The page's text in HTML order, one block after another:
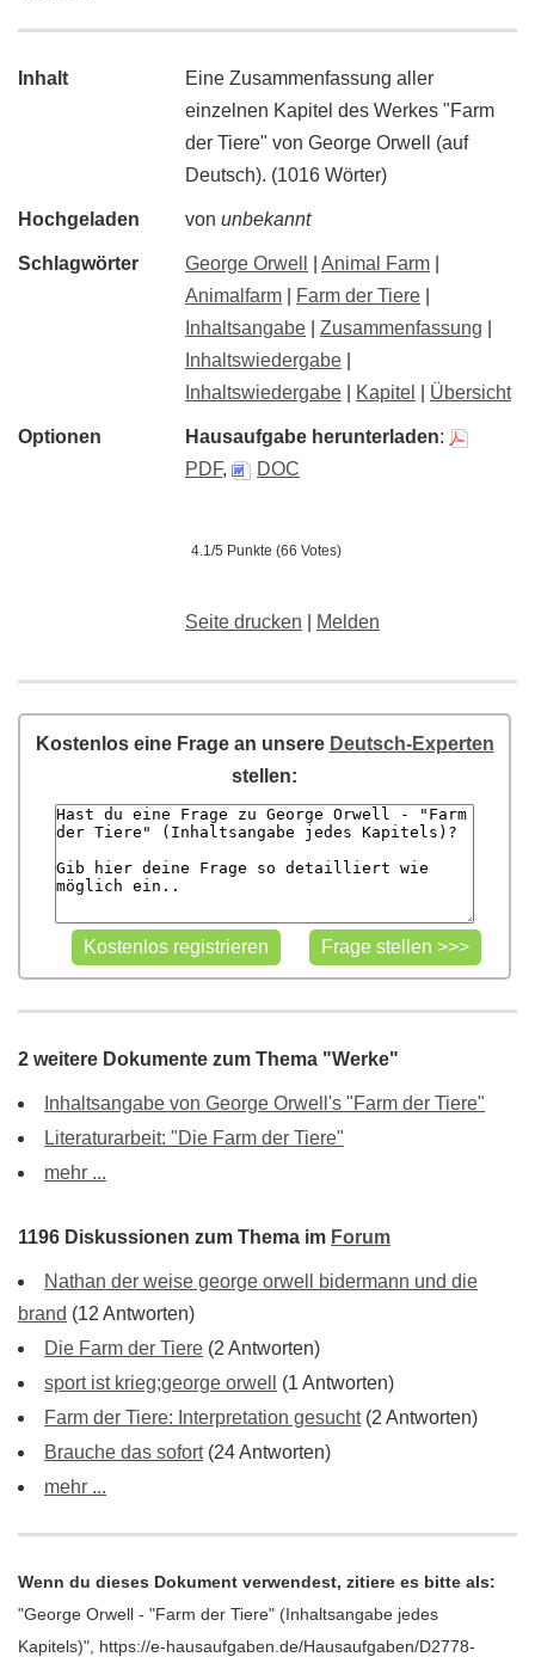
Inhalt
Eine Zusammenfassung aller
einzelnen Kapitel des Werkes "Farm
der Tiere" von George Orwell (auf
Deutsch). (1016 Wörter)
Hochgeladen von unbekannt
Schlagwörter George Orwell Animal Farm
Animalfarm
Farm der Tiere
Inhaltsangabe
Zusammenfassung
Inhaltswiedergabe
Inhaltswiedergabe
Kapitel Übersicht
Optionen Hausaufgabe herunterladen:
PDF, DOC
4.1/5 Punkte (66 Votes)
Seite drucken Melden
Kostenlos eine Frage an unsere Deutsch-Experten
stellen:
2 weitere Dokumente zum Thema "Werke"
Inhaltsangabe von George Orwell's "Farm der Tiere"
Literaturarbeit: "Die Farm der Tiere"
mehr ...
1196 Diskussionen zum Thema im Forum
Nathan der weise george orwell bidermann und die
brand (12 Antworten)
Die Farm der Tiere (2 Antworten)
sport ist krieg;george orwell
(1 Antworten)
Farm der Tiere: Interpretation gesucht(2 Antworten)
Brauche das sofort(24 Antworten)
mehr ...
Wenn du dieses Dokument verwendest, zitiere es bitte als:
"George Orwell - "Farm der Tiere" (Inhaltsangabe jedes
Kapitels)", https://e-hausaufgaben.de/Hausaufgaben/D2778-